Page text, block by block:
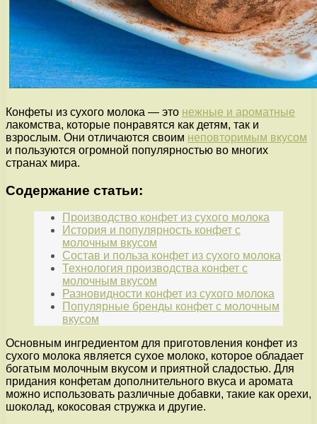
Конфеты из сухого молока — это нежные и ароматные
лакомства, которые понравятся как детям, так и
взрослым. Они отличаются своим неповторимым вкусом
и пользуются огромной популярностью во многих
странах мира.
Содержание статьи:
Производство конфет из сухого молока
История и популярность конфет с
молочным вкусом
Состав и польза конфет из сухого молока
Технология производства конфет с
молочным вкусом
Разновидности конфет из сухого молока
Популярные бренды конфет с молочным
вкусом
Основным ингредиентом для приготовления конфет из
сухого молока является сухое молоко, которое обладает
богатым молочным вкусом и приятной сладостью. Для
придания конфетам дополнительного вкуса и аромата
можно использовать различные добавки, такие как орехи,
шоколад, кокосовая стружка и другие.